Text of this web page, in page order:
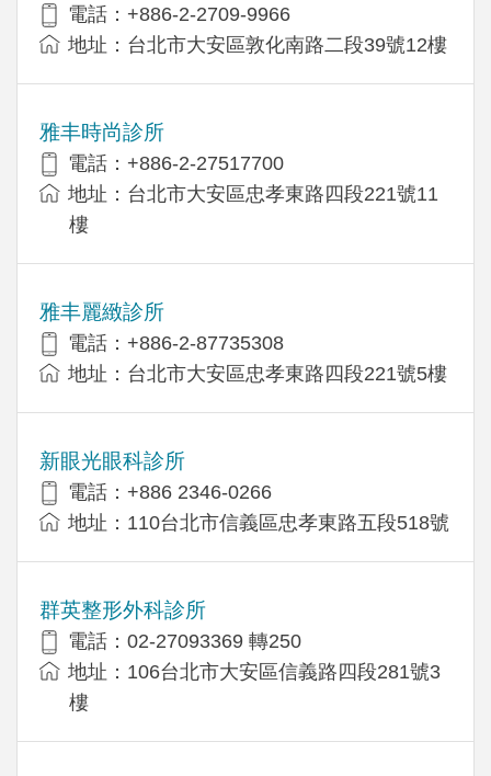
電話：+886-2-2709-9966
地址：台北市大安區敦化南路二段39號12樓
雅丰時尚診所
電話：+886-2-27517700
地址：台北市大安區忠孝東路四段221號11
樓
雅丰麗緻診所
電話：+886-2-87735308
地址：台北市大安區忠孝東路四段221號5樓
新眼光眼科診所
電話：+886 2346-0266
地址：110台北市信義區忠孝東路五段518號
群英整形外科診所
電話：02-27093369 轉250
地址：106台北市大安區信義路四段281號3
樓